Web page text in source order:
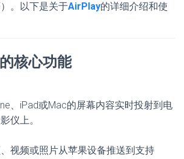
。以下是关于AirPlay的详细介绍和使
核心功能
、iPad或Mac的屏幕内容实时投射到电
仪上。
视频或照片从苹果设备推送到支持